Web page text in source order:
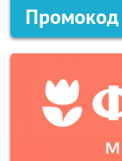
Промокод